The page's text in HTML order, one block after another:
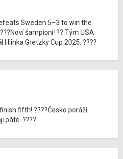
Sweden 5–3 to win the
šampioni! ?? Tým USA
Hlinka Gretzky Cup 2025. ????
fifth! ????Česko poráží
páté. ????